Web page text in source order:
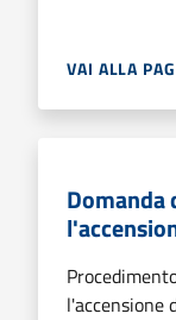
VAI ALLA
Domanda
l'accensione